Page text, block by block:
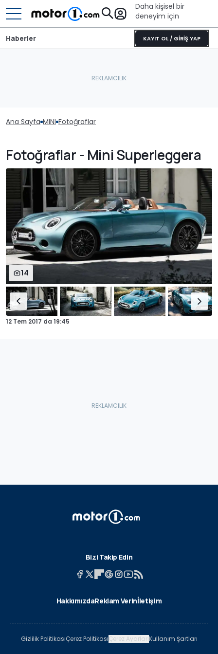
Daha kişisel bir
deneyim için
KAYIT OL / GİRİŞ YAP
Haberler
Ana Sayfa MINI Fotoğraflar
Fotoğraflar - Mini Superleggera
14
12 Tem 2017 da 19:45
Bizi Takip Edin
HakkımızdaReklam Verinİletişim
Gizlilik PolitikasıÇerez PolitikasıÇerez AyarlarıKullanım Şartları